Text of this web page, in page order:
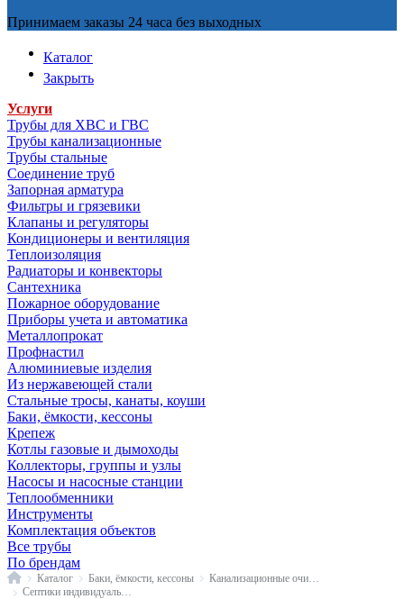
Принимаем заказы 24 часа без выходных
Каталог
Закрыть
Услуги
Трубы для ХВС и ГВС
Трубы канализационные
Трубы стальные
Соединение труб
Запорная арматура
Фильтры и грязевики
Клапаны и регуляторы
Кондиционеры и вентиляция
Теплоизоляция
Радиаторы и конвекторы
Сантехника
Пожарное оборудование
Приборы учета и автоматика
Металлопрокат
Профнастил
Алюминиевые изделия
Из нержавеющей стали
Стальные тросы, канаты, коуши
Баки, ёмкости, кессоны
Крепеж
Котлы газовые и дымоходы
Коллекторы, группы и узлы
Насосы и насосные станции
Теплообменники
Инструменты
Комплектация объектов
Все трубы
По брендам
ГлавнаяКаталог Баки, ёмкости, кессоны
Септики индивидуальные многоступенчатые